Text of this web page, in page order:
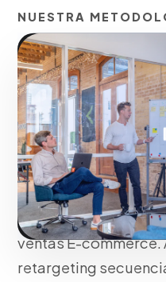
NUESTRA
precisión
No solo compramos
ecosistemas de
ventas E-commerce.
retargeting